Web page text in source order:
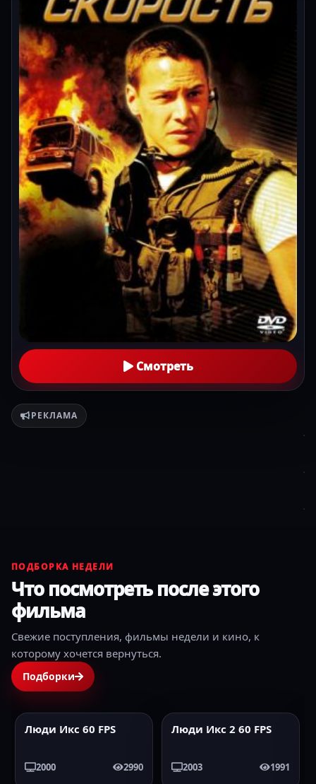
Смотреть
РЕКЛАМА
ПОДБОРКА НЕДЕЛИ
Что посмотреть после этого
фильма
Свежие поступления, фильмы недели и кино, к
которому хочется вернуться.
Подборки
2003 60FPS
Люди Икс 2 60 FPS
2003 1991
2006 60FPS
Люди Икс 3:
2006 2322